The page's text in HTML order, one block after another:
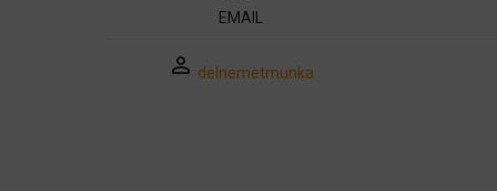
EMAIL
perm_identity delnemetmunka